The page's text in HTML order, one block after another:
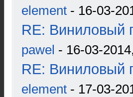
element - 16-03-
RE: Виниловый
pawel - 16-03-
RE: Виниловый
element - 17-03-